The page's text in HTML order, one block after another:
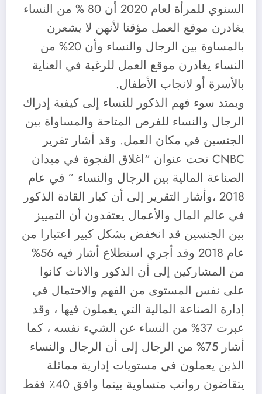
السنوي للمرأة لعام 2020 أن 80 % من النساء
يغادرن موقع العمل مؤقتا لأنهن لا يشعرن
بالمساوة بين الرجال والنساء وأن 20% من
النساء يغادرن موقع العمل للرغبة في العناية
بالأسرة أو لانجاب الأطفال.
ويمتد سوء فهم الذكور للنساء إلى كيفية إدراك
الرجال والنساء للفرص المتاحة والمساواة بين
الجنسين في مكان العمل. وقد أشار تقرير
CNBC تحت عنوان “اغلاق الفجوة في ميدان
الصناعة المالية بين الرجال والنساء ” في عام
2018 ،وأشار التقرير إلى أن كبار القادة الذكور
في عالم المال والأعمال يعتقدون أن التمييز
بين الجنسين قد انخفض بشكل كبير اعتبارا من
عام 2018 وقد أجري استطلاع أشار فيه 56%
من المشاركين إلى أن الذكور والاناث كانوا
على نفس المستوى من الفهم والاحتمال في
إدارة الصناعة المالية التي يعملون فيها ، وقد
عبرت 37% من النساء عن الشيء نفسه ، كما
أشار 75% من الرجال إلى أن الرجال والنساء
الذين يعملون في مستويات إدارية مماثلة
يتقاضون رواتب متساوية بينما وافق 40٪ فقط